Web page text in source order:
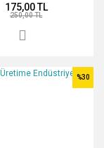
175,00 TL
250,00 TL
%30